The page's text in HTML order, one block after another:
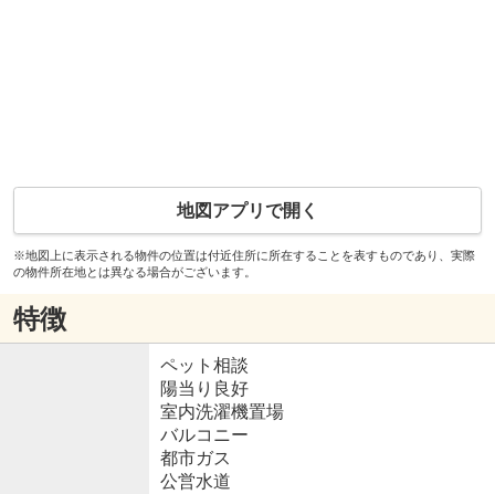
地図アプリで開く
※地図上に表示される物件の位置は付近住所に所在することを表すものであり、実際
の物件所在地とは異なる場合がございます。
特徴
ペット相談
陽当り良好
室内洗濯機置場
バルコニー
都市ガス
公営水道